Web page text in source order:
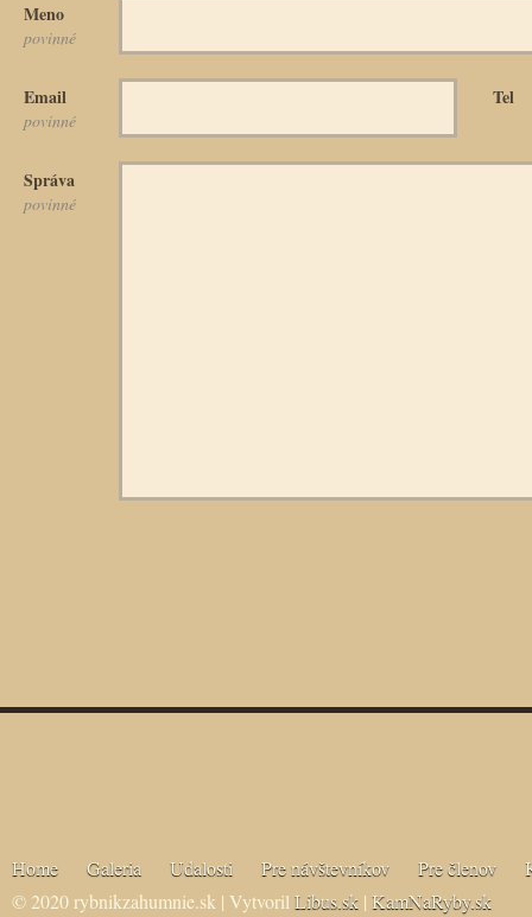
Meno
povinné
Email
povinné
Tel
Správa
povinné
Home Galeria Udalosti Pre návštevníkov Pre členov
© 2020 rybnikzahumnie.sk | Vytvoril Libus.sk | KamNaRyby.sk